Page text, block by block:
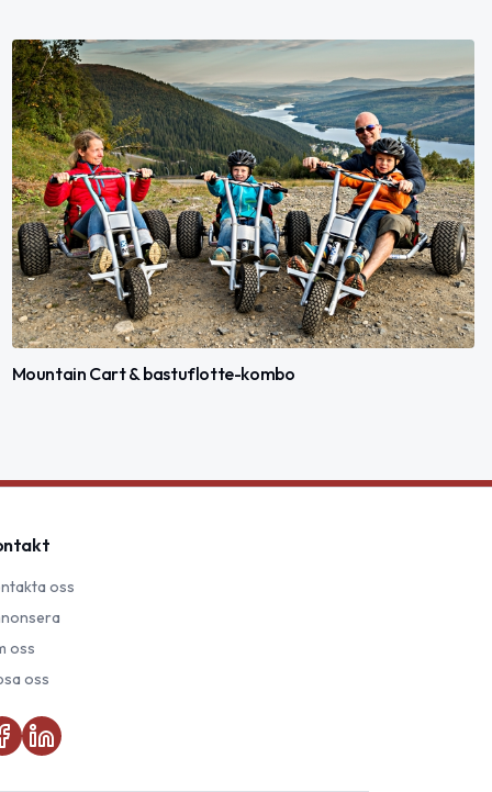
Mountain Cart & bastuflotte-kombo
oss
oss
oss